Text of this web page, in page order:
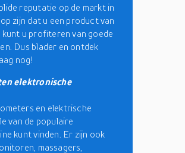
reputatie op de markt in
zijn dat u een product van
u profiteren van goede
Dus blader en ontdek
nog!
elektronische
en elektrische
van de populaire
kunt vinden. Er zijn ook
massagers,